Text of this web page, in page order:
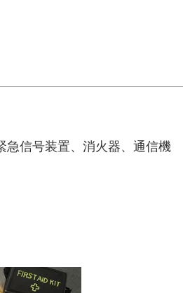
信号装置、消火器、通信機